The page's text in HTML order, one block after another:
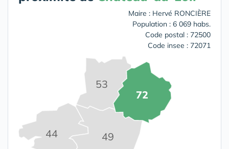
Maire : Hervé RONCIÈRE
Population : 6 069 habs.
Code postal : 72500
Code insee : 72071
44 49
53
72